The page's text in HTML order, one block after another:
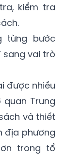
kiểm tra
từng bước
sang vai trò
được nhiều
Trung
và thiết
địa phương
trong tổ